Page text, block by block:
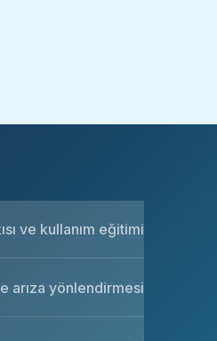
ve kullanım eğitimi
arıza yönlendirmesi